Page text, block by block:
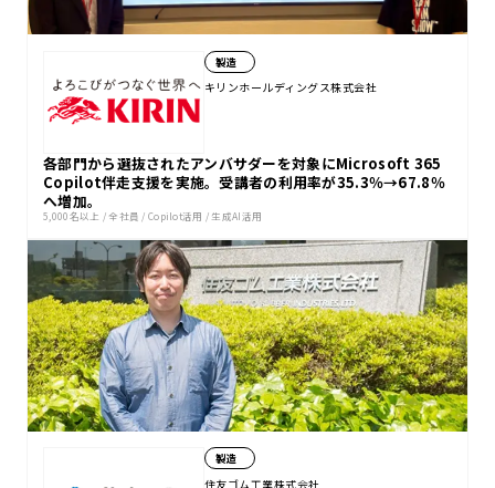
製造
キリンホールディングス株式会社
各部門から選抜されたアンバサダーを対象にMicrosoft 365
Copilot伴走支援を実施。受講者の利用率が35.3％→67.8％
へ増加。
5,000名以上 /全社員 /Copilot活用 / 生成AI活用
製造
住友ゴム工業株式会社